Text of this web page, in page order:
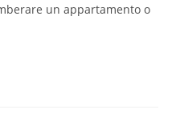
un appartamento o